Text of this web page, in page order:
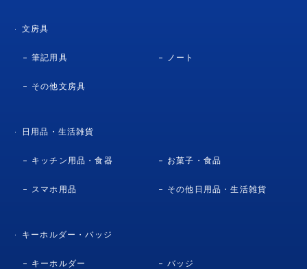
文房具
筆記用具 ノート
その他文房具
日用品・生活雑貨
キッチン用品・食器 お菓子・食品
スマホ用品 その他日用品・生活雑貨
キーホルダー・バッジ
キーホルダー バッジ